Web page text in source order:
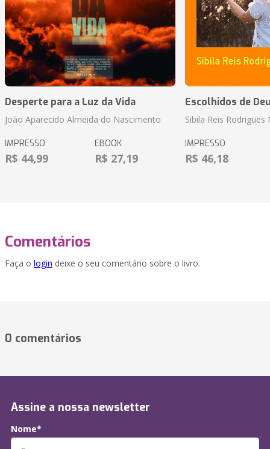
Desperte para a Luz da Vida
João Aparecido Almeida do Nascimento
IMPRESSO
R$ 44,99
EBOOK
R$ 27,19
Escolhidos de
Sibila Reis
IMPRESSO
R$ 46,18
Comentários
Faça o login deixe o seu comentário sobre o livro.
0 comentários
Assine a nossa newsletter
Nome*